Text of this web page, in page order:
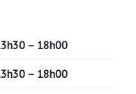
– 18h00
– 18h00